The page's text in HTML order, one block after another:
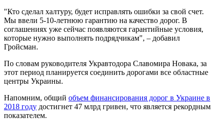
"Кто сделал халтуру, будет исправлять ошибки за свой счет.
Мы ввели 5-10-летнюю гарантию на качество дорог. В
соглашениях уже сейчас появляются гарантийные условия,
которые нужно выполнять подрядчикам", – добавил
Гройсман.
По словам руководителя Укравтодора Славомира Новака, за
этот период планируется соединить дорогами все областные
центры Украины.
Напомним, общий объем финансирования дорог в Украине в
2018 году достигнет 47 млрд гривен, что является рекордным
показателем.